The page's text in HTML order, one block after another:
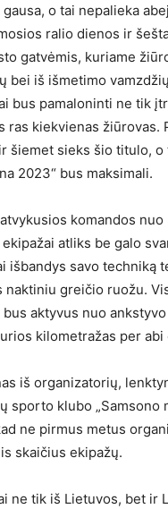
o tai nepalieka
ralio dienos ir
gatvėmis, kuriame
bei iš išmetimo
bus pamaloninti ne tik
ras kiekvienas
šiemet sieks šio titulo,
2023“ bus maksimali.
atvykusios komandos
atliks be galo
išbandys savo techniką
greičio ruožu.
aktyvus nuo
kilometražas per abi
iš organizatorių,
klubo „Samsono
ne pirmus metus
skaičius ekipažų.
ne tik iš Lietuvos, bet ir